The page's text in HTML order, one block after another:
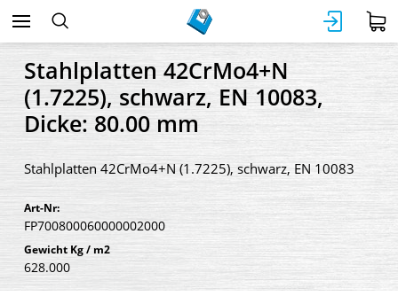
Stahlplatten 42CrMo4+N
(1.7225), schwarz, EN 10083,
Dicke: 80.00 mm
Stahlplatten 42CrMo4+N (1.7225), schwarz, EN 10083
Art-Nr:
FP700800060000002000
Gewicht Kg / m2
628.000